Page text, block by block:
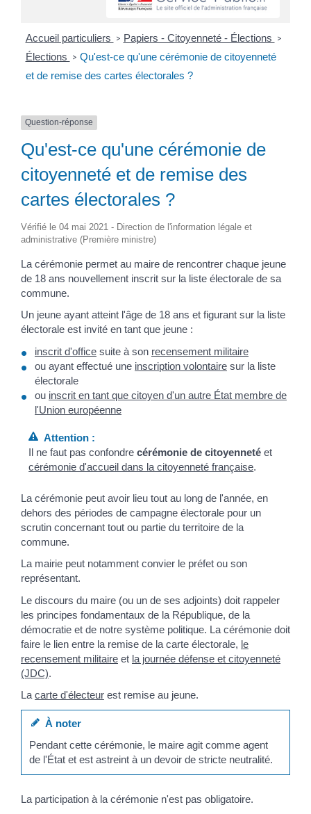
Accueil particuliers > Papiers - Citoyenneté - Élections >
Élections > Qu'est-ce qu'une cérémonie de citoyenneté
et de remise des cartes électorales ?
Question-réponse
Qu'est-ce qu'une cérémonie de
citoyenneté et de remise des
cartes électorales ?
Vérifié le 04 mai 2021 - Direction de l'information légale et
administrative (Première ministre)
La cérémonie permet au maire de rencontrer chaque jeune
de 18 ans nouvellement inscrit sur la liste électorale de sa
commune.
Un jeune ayant atteint l'âge de 18 ans et figurant sur la liste
électorale est invité en tant que jeune :
inscrit d'office suite à son recensement militaire
ou ayant effectué une inscription volontaire sur la liste
électorale
ou inscrit en tant que citoyen d'un autre État membre de
l'Union européenne
Attention :
Il ne faut pas confondrecérémonie de citoyenneté et
cérémonie d'accueil dans la citoyenneté française.
La cérémonie peut avoir lieu tout au long de l'année, en
dehors des périodes de campagne électorale pour un
scrutin concernant tout ou partie du territoire de la
commune.
La mairie peut notamment convier le préfet ou son
représentant.
Le discours du maire (ou un de ses adjoints) doit rappeler
les principes fondamentaux de la République, de la
démocratie et de notre système politique. La cérémonie doit
faire le lien entre la remise de la carte électorale, le
recensement militaire et la journée défense et citoyenneté
(JDC).
La carte d'électeur est remise au jeune.
À noter
Pendant cette cérémonie, le maire agit comme agent
de l'État et est astreint à un devoir de stricte neutralité.
La participation à la cérémonie n'est pas obligatoire.